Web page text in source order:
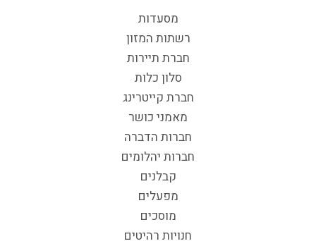
מסעדות
רשתות המזון
חברת תיירות
סלון כלות
חברת קייטרינג
מאמני כושר
חברות הדברה
חברות יהלומים
קבלנים
מפעלים
מוסכים
חנויות רהיטים